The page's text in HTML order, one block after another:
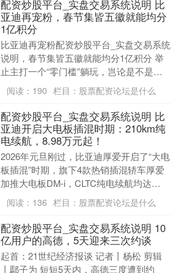
配资炒股平台_实盘交易系统说明 比
亚迪再宠粉，春节集皆五徽就能均分
1亿积分
比亚迪再宠粉配资炒股平台_实盘交易系统
说明，春节集皆五徽就能均分1亿积分 举
止主打一个“零门槛”躺玩，岂论是不是比
亚迪车主，都不错登录比亚迪APP开启集
徽之旅。....
阅读： 190 栏目： 股票配资论坛是什么
配资炒股平台_实盘交易系统说明 比
亚迪开启大电板插混时期：210km纯
电续航，8.98万元起！
2026年元旦刚过，比亚迪厚爱开启了“大电
板插混”时期，旗下4款热销插混轿车厚爱
加推大电板DM-i，CLTC纯电续航均达
210km，概述续航超2110km。其中....
阅读： 136 栏目： 股票配资论坛是什么
配资炒股平台_实盘交易系统说明 10
亿用户的高德，5天迎来三次约谈
起首：21世纪经济报谈 记者丨杨松 剪辑
丨鄢子为 短短5天内，高德三度遭到约